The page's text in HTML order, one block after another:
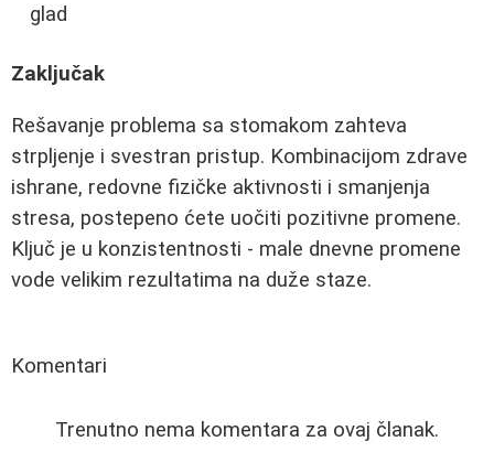
glad
Zaključak
Rešavanje problema sa stomakom zahteva
strpljenje i svestran pristup. Kombinacijom zdrave
ishrane, redovne fizičke aktivnosti i smanjenja
stresa, postepeno ćete uočiti pozitivne promene.
Ključ je u konzistentnosti - male dnevne promene
vode velikim rezultatima na duže staze.
Komentari
Trenutno nema komentara za ovaj članak.